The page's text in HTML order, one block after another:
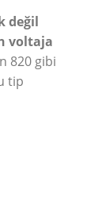
değil
voltaja
820 gibi
tip